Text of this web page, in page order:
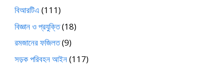
বিআরটিএ (111)
বিজ্ঞান ও প্রযুক্তি(18)
রমজানের ফজিলত(9)
সড়ক পরিবহন আইন(117)